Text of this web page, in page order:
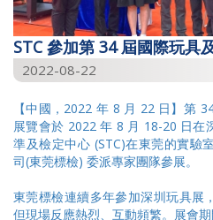
STC 參加第 34 屆國際玩具
2022-08-22
【中國，2022 年 8 月 22 日】第
展覽會於 2022 年 8 月 18-20 日在
準及檢定中心 (STC)在東莞的實
司(東莞標檢) 委派專家團隊參展。
東莞標檢連續多年參加深圳玩具展
但現場反應熱烈、互動頻繁。展會